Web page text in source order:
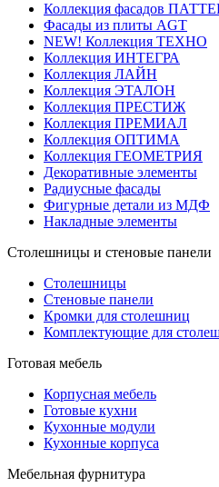
Коллекция фасадов
Фасады из плиты AGT
NEW! Коллекция ТЕХНО
Коллекция ИНТЕГРА
Коллекция ЛАЙН
Коллекция ЭТАЛОН
Коллекция ПРЕСТИЖ
Коллекция ПРЕМИАЛ
Коллекция ОПТИМА
Коллекция ГЕОМЕТРИЯ
Декоративные элементы
Радиусные фасады
Фигурные детали из МДФ
Накладные элементы
Столешницы и стеновые панели
Столешницы
Стеновые панели
Кромки для столешниц
Комплектующие для
Готовая мебель
Корпусная мебель
Готовые кухни
Кухонные модули
Кухонные корпуса
Мебельная фурнитура